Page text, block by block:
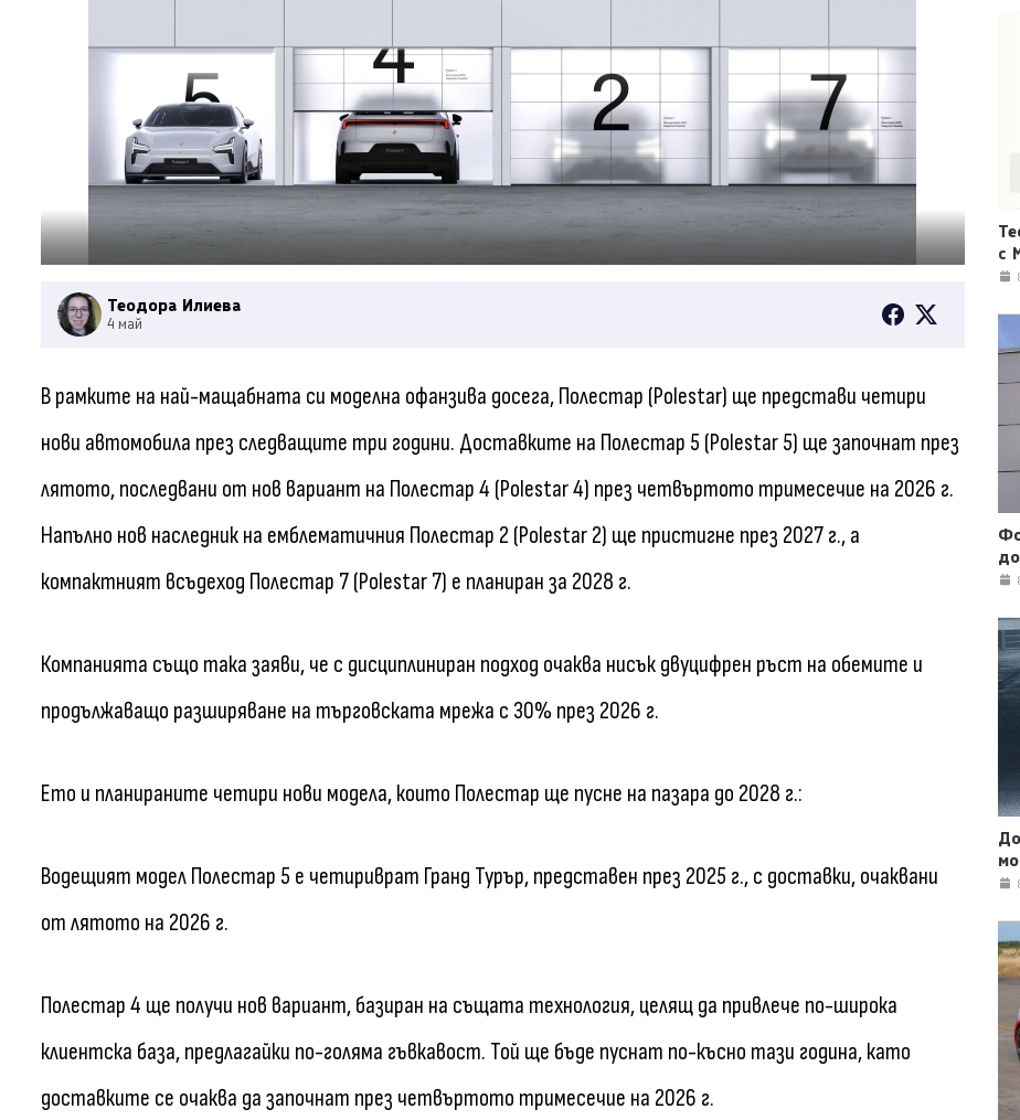
Теодора Илиева
4 май
В рамките на най-мащабната си моделна офанзива досега, Полестар (Polestar) ще представи четири
нови автомобила през следващите три години. Доставките на Полестар 5 (Polestar 5) ще започнат през
лятото, последвани от нов вариант на Полестар 4 (Polestar 4) през четвъртото тримесечие на 2026 г.
Напълно нов наследник на емблематичния Полестар 2 (Polestar 2) ще пристигне през 2027 г., а
компактният всъдеход Полестар 7 (Polestar 7) е планиран за 2028 г.
Компанията също така заяви, че с дисциплиниран подход очаква нисък двуцифрен ръст на обемите и
продължаващо разширяване на търговската мрежа с 30% през 2026 г.
Ето и планираните четири нови модела, които Полестар ще пусне на пазара до 2028 г.:
Водещият модел Полестар 5 е четириврат Гранд Турър, представен през 2025 г., с доставки, очаквани
от лятото на 2026 г.
Полестар 4 ще получи нов вариант, базиран на същата технология, целящ да привлече по-широка
клиентска база, предлагайки по-голяма гъвкавост. Той ще бъде пуснат по-късно тази година, като
доставките се очаква да започнат през четвъртото тримесечие на 2026 г.
с